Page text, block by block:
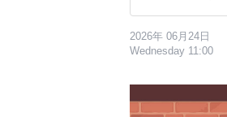
2026年 06月24日
Wednesday 11:00